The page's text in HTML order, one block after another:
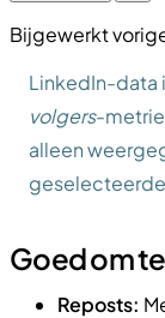
Bijgewerkt
LinkedIn-data
volgers-
alleen
Goed om
Reposts: